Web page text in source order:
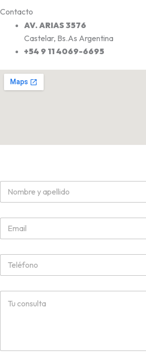
Contacto
AV. ARIAS 3576
Castelar, Bs.As Argentina
+54 9 11 4069-6695